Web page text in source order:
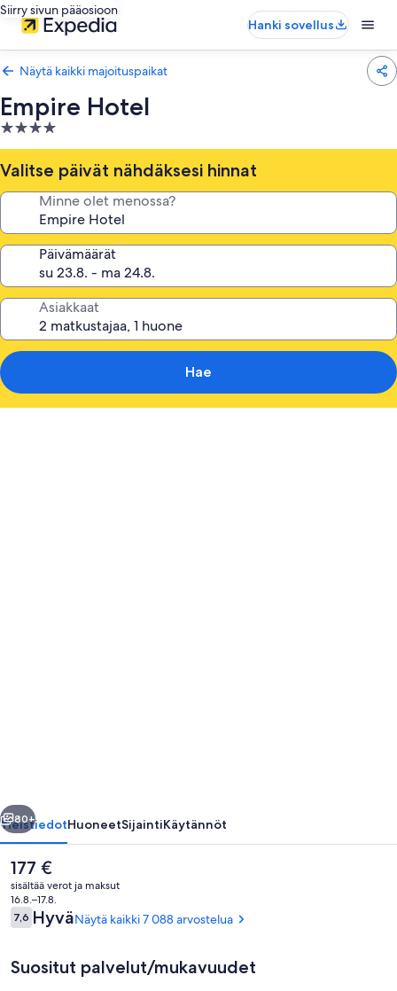
Siirry sivun pääosioon
Hanki sovellus
Näytä kaikki majoituspaikat
Empire Hotel
4.0
tähden
majoituspaikka
Valitse päivät nähdäksesi hinnat
Minne olet menossa?
Päivämäärät
Asiakkaat
Hae
Seuraava
80+
YleistiedotHuoneetSijaintiKäytännöt
Nykyinen
hinta
on
177 €
177 €
sisältää verot ja maksut
16.8.–17.8.
Arvostelut
7,67,6 kautta 10.
HyväNäytä kaikki 7 088 arvostelua
Suositut palvelut/mukavuudet